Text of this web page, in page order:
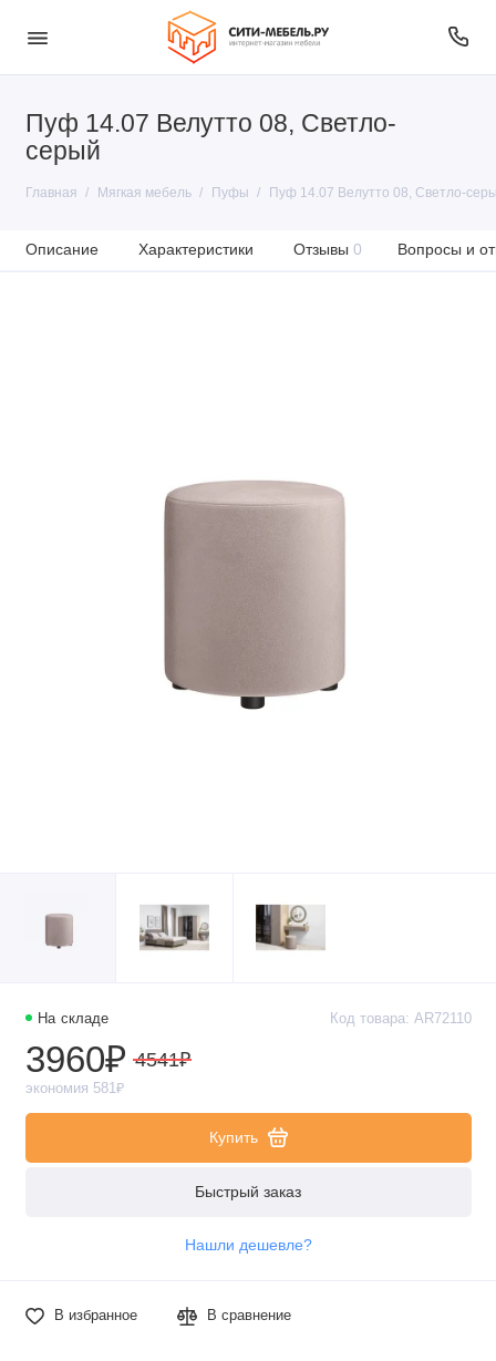
Пуф 14.07 Велутто 08, Светло-
серый
Главная Мягкая мебель Пуфы Пуф 14.07 Велутто 08, Светло-
Описание Характеристики Отзывы 0 Вопросы и
На складе Код товара: AR72110
3960₽ 4541₽
экономия 581₽
Купить
Быстрый заказ
Нашли дешевле?
В избранное В сравнение